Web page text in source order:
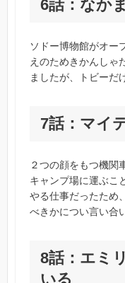
6話：なか
ソドー博物館がオー
えのためきかんしゃ
ましたが、トビーだ
7話：マイ
２つの顔をもつ機関
キャンプ場に運ぶこ
やる仕事だったため
べきかについ言い合
8話：エミ
いる